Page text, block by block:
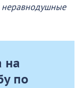
неравнодушные
на
по